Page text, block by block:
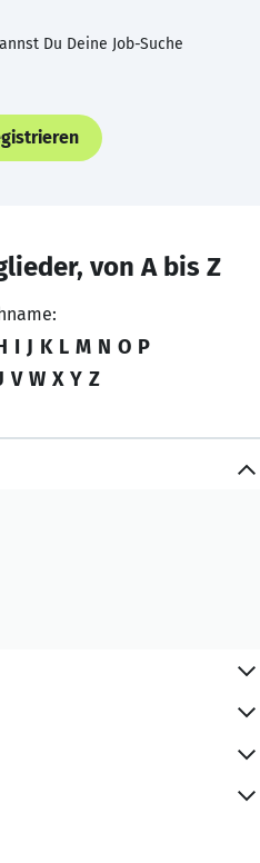
Du Deine Job-Suche
von A bis Z
I J K L M N O P
V W X Y Z